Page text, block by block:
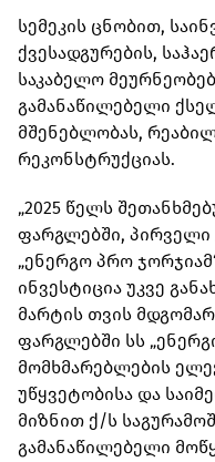
სემეკის ცნობით,
ქვესადგურების,
საკაბელო
გამანაწილებელი
მშენებლობას,
რეკონსტრუქციას.
„2025 წელს
ფარგლებში, პირველი
„ენერგო პრო
ინვესტიცია უკვე
მარტის თვის
ფარგლებში სს
მომხმარებლების
უწყვეტობისა და
მიზნით ქ/ს
გამანაწილებელი